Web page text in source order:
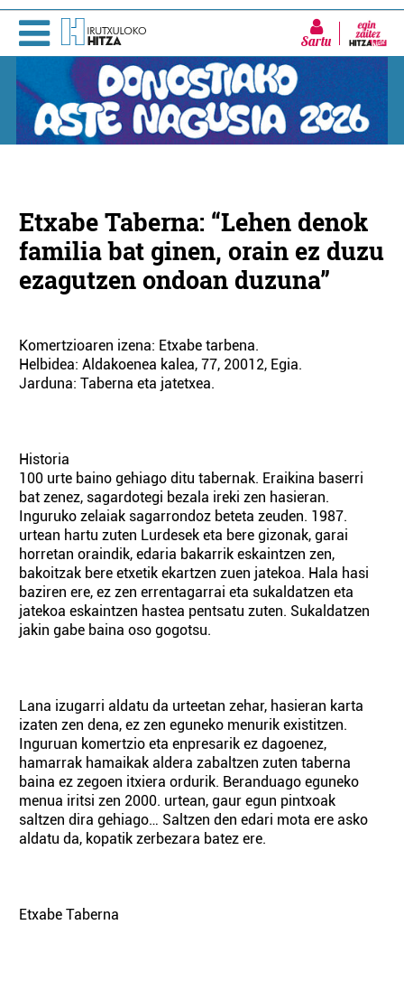
Sartu
Etxabe Taberna: “Lehen denok
familia bat ginen, orain ez duzu
ezagutzen ondoan duzuna”
Komertzioaren izena: Etxabe tarbena.
Helbidea: Aldakoenea kalea, 77, 20012, Egia.
Jarduna: Taberna eta jatetxea.
Historia
100 urte baino gehiago ditu tabernak. Eraikina baserri
bat zenez, sagardotegi bezala ireki zen hasieran.
Inguruko zelaiak sagarrondoz beteta zeuden. 1987.
urtean hartu zuten Lurdesek eta bere gizonak, garai
horretan oraindik, edaria bakarrik eskaintzen zen,
bakoitzak bere etxetik ekartzen zuen jatekoa. Hala hasi
baziren ere, ez zen errentagarrai eta sukaldatzen eta
jatekoa eskaintzen hastea pentsatu zuten. Sukaldatzen
jakin gabe baina oso gogotsu.
Lana izugarri aldatu da urteetan zehar, hasieran karta
izaten zen dena, ez zen eguneko menurik existitzen.
Inguruan komertzio eta enpresarik ez dagoenez,
hamarrak hamaikak aldera zabaltzen zuten taberna
baina ez zegoen itxiera ordurik. Beranduago eguneko
menua iritsi zen 2000. urtean, gaur egun pintxoak
saltzen dira gehiago… Saltzen den edari mota ere asko
aldatu da, kopatik zerbezara batez ere.
Etxabe Taberna